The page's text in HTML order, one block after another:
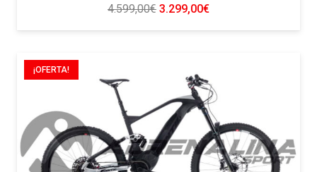
4.599,00€ El
precio
4.599,00€.
3.299,00€El
precio
3.299,00€.
¡OFERTA!